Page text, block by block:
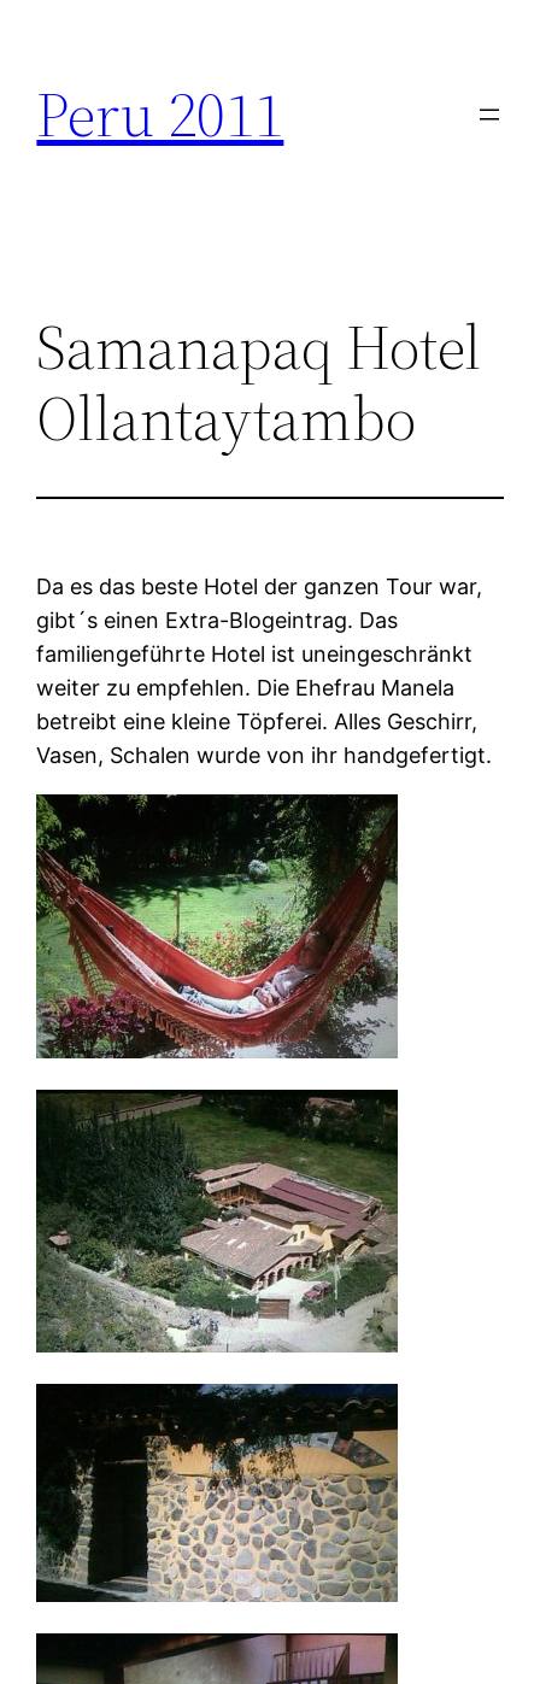
springen
Peru 2011
Samanapaq Hotel
Ollantaytambo
Da es das beste Hotel der ganzen Tour war,
gibt´s einen Extra-Blogeintrag. Das
familiengeführte Hotel ist uneingeschränkt
weiter zu empfehlen. Die Ehefrau Manela
betreibt eine kleine Töpferei. Alles Geschirr,
Vasen, Schalen wurde von ihr handgefertigt.